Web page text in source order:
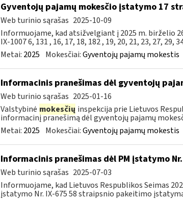
Gyventojų pajamų mokesčio įstatymo 17
Web turinio sąrašas 2025-10-09
Informuojame, kad atsižvelgiant į 2025 m. birželio
IX-1007 6, 131 , 16, 17, 18, 182 , 19, 20, 21, 23, 27, 29,
Metai: 2025 Mokesčiai:Gyventojų pajamų mokestis
Informacinis pranešimas dėl gyventojų
Web turinio sąrašas 2025-01-16
Valstybinė mokesčių inspekcija prie Lietuvos
informacinį pranešimą dėl gyventojų pajamų
Metai: 2025 Mokesčiai:Gyventojų pajamų mokestis
Informacinis pranešimas dėl PM įstatymo
Web turinio sąrašas 2025-07-03
Informuojame, kad Lietuvos Respublikos Seimas
įstatymo Nr. IX-675 58 straipsnio pakeitimo